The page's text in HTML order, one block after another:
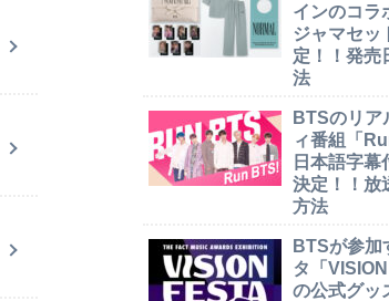
インのコラ
ジャマセッ
定！！発売
法
BTSのリア
ィ番組「
日本語字幕
決定！！放
方法
BTSが参加
タ「
の公式グッ